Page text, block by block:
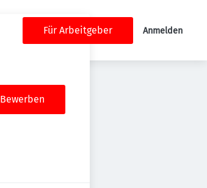
Für Arbeitgeber Anmelden
Bewerben